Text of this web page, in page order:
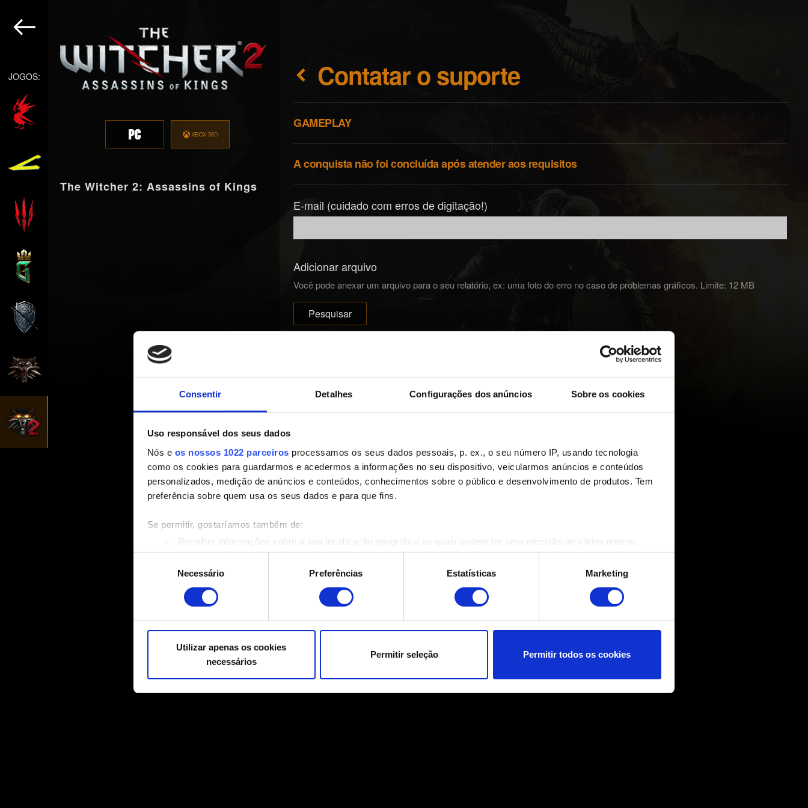
Consentir Detalhes Configurações dos anúncios Sobre os cookies
Uso responsável dos seus dados
Nós e os nossos 1022 parceiros processamos os seus dados pessoais, p. ex., o seu número IP, usando tecnologia
como os cookies para guardarmos e acedermos a informações no seu dispositivo, veicularmos anúncios e conteúdos
personalizados, medição de anúncios e conteúdos, conhecimentos sobre o público e desenvolvimento de produtos. Tem
preferência sobre quem usa os seus dados e para que fins.
Se permitir, gostaríamos também de:
Recolher informações sobre a sua localização geográfica as quais podem ter uma precisão de vários metros
Identificar o seu dispositivo analisando de forma ativa as características específicas (impressão digital)
Saiba mais sobre como os seus dados pessoais são processados e defina as suas preferências na
secção de detalhes
Pode alterar ou retirar o seu consentimento a qualquer momento da Declaração de Cookies.
relacionadas a conteúdos para que o site funcione melhor para você. Para nos ajudar a alcançar você, por exemplo, nas
mídias sociais, com algo que possa ser de seu interesse, podemos compartilhar partes dos nossos cookies com os
nossos parceiros. Todos esses cookies adicionais precisarão da sua permissão, no entanto.
consentimento
Necessário Preferências Estatísticas Marketing
Utilizar apenas os cookies
necessários
Permitir seleção Permitir todos os cookies
JOGOS:
The Witcher 2: Assassins of Kings
Contatar o suporte
GAMEPLAY
A conquista não foi concluída após atender aos requisitos
E-mail (cuidado com erros de digitação!)
Adicionar arquivo
Você pode anexar um arquivo para o seu relatório, ex: uma foto do erro no caso de problemas gráficos. Limite: 12 MB
Pesquisar
Enviar
Informações sobre seus dados pessoais